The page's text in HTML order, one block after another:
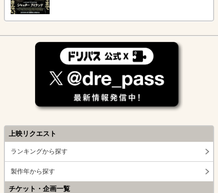
上映リクエスト
ランキングから探す
製作年から探す
チケット・企画一覧